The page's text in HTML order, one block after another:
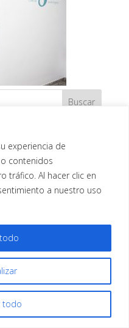
experiencia de
contenidos
tráfico. Al hacer clic en
a nuestro uso
todo
|Aviso Legal | Diseño